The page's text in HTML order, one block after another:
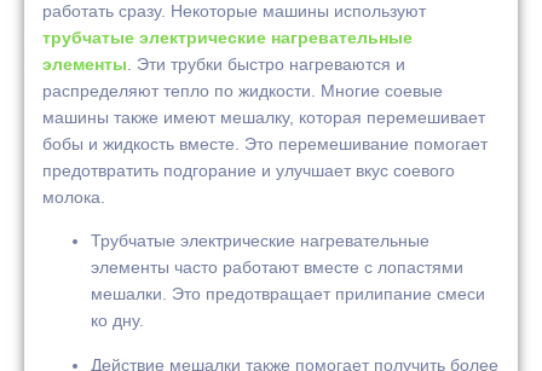
работать сразу. Некоторые машины используют
трубчатые электрические нагревательные
элементы . Эти трубки быстро нагреваются и
распределяют тепло по жидкости. Многие соевые
машины также имеют мешалку, которая перемешивает
бобы и жидкость вместе. Это перемешивание помогает
предотвратить подгорание и улучшает вкус соевого
молока.
Трубчатые электрические нагревательные
элементы часто работают вместе с лопастями
мешалки. Это предотвращает прилипание смеси
ко дну.
Действие мешалки также помогает получить более